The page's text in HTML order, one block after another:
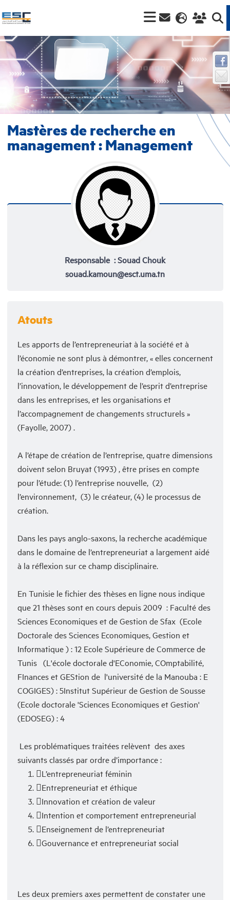
Mastères de recherche en
management : Management
Responsable : Souad Chouk
souad.kamoun@esct.uma.tn
Atouts
Les apports de l’entrepreneuriat à la société et à
l’économie ne sont plus à démontrer, « elles concernent
la création d’entreprises, la création d’emplois,
l’innovation, le développement de l’esprit d’entreprise
dans les entreprises, et les organisations et
l’accompagnement de changements structurels »
(Fayolle, 2007) .
A l’étape de création de l’entreprise, quatre dimensions
doivent selon Bruyat (1993) , être prises en compte
pour l’étude: (1) l’entreprise nouvelle, (2)
l’environnement, (3) le créateur, (4) le processus de
création.
Dans les pays anglo-saxons, la recherche académique
dans le domaine de l’entrepreneuriat a largement aidé
à la réflexion sur ce champ disciplinaire.
En Tunisie le fichier des thèses en ligne nous indique
que 21 thèses sont en cours depuis 2009 : Faculté des
Sciences Economiques et de Gestion de Sfax (Ecole
Doctorale des Sciences Economiques, Gestion et
Informatique ) : 12 Ecole Supérieure de Commerce de
Tunis (L'école doctorale d'EConomie, COmptabilité,
FInances et GEStion de l'université de la Manouba : E
COGIGES) : 5Institut Supérieur de Gestion de Sousse
(Ecole doctorale 'Sciences Economiques et Gestion'
(EDOSEG) : 4
Les problématiques traitées relèvent des axes
suivants classés par ordre d’importance :
L’entrepreneuriat féminin
Entrepreneuriat et éthique
Innovation et création de valeur
Intention et comportement entrepreneurial
Enseignement de l’entrepreneuriat
Gouvernance et entrepreneuriat social
Les deux premiers axes permettent de constater une